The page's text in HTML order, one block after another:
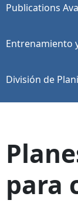
Publications
Entrenamiento
División de
para